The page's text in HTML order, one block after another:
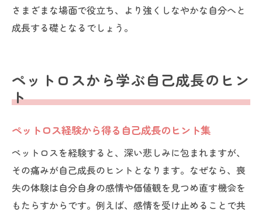
さまざまな場面で役立ち、より強くしなやかな自分へと
成長する礎となるでしょう。
ペットロスから学ぶ自己成長のヒン
ト
ペットロス経験から得る自己成長のヒント集
ペットロスを経験すると、深い悲しみに包まれますが、
その痛みが自己成長のヒントとなります。なぜなら、喪
失の体験は自分自身の感情や価値観を見つめ直す機会を
もたらすからです。例えば、感情を受け止めることで共